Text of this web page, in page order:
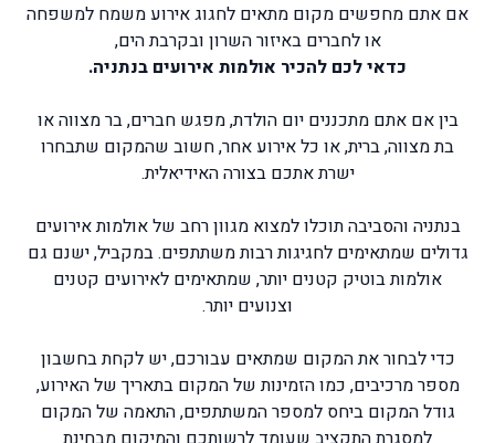
אם אתם מחפשים מקום מתאים לחגוג אירוע משמח למשפחה
או לחברים באיזור השרון ובקרבת הים,
כדאי לכם להכיר אולמות אירועים בנתניה.
בין אם אתם מתכננים יום הולדת, מפגש חברים, בר מצווה או
בת מצווה, ברית, או כל אירוע אחר, חשוב שהמקום שתבחרו
ישרת אתכם בצורה האידיאלית.
בנתניה והסביבה תוכלו למצוא מגוון רחב של אולמות אירועים
גדולים שמתאימים לחגיגות רבות משתתפים. במקביל, ישנם גם
אולמות בוטיק קטנים יותר, שמתאימים לאירועים קטנים
וצנועים יותר.
כדי לבחור את המקום שמתאים עבורכם, יש לקחת בחשבון
מספר מרכיבים, כמו הזמינות של המקום בתאריך של האירוע,
גודל המקום ביחס למספר המשתתפים, התאמה של המקום